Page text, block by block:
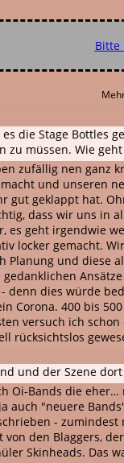
Bitte
die Stage Bottles
zu müssen. Wie
zufällig nen ganz
und unseren
gut geklappt hat.
dass wir uns in
es geht irgendwie
locker gemacht.
Planung und
denn dies würde
Corona. 400 bis
versuch ich
rücksichtslos
und der Szene
Oi-Bands die
auch "neuere
-
von den Blaggers,
Skinheads. Das